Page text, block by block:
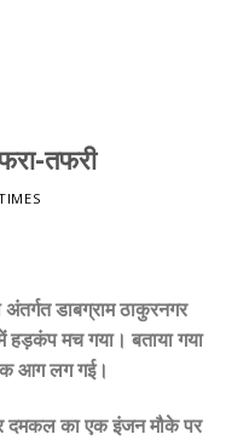
तफरी
डाबग्राम ठाकुरनगर
मच गया। बताया गया
आग लग गई।
दमकल का एक इंजन मौके पर